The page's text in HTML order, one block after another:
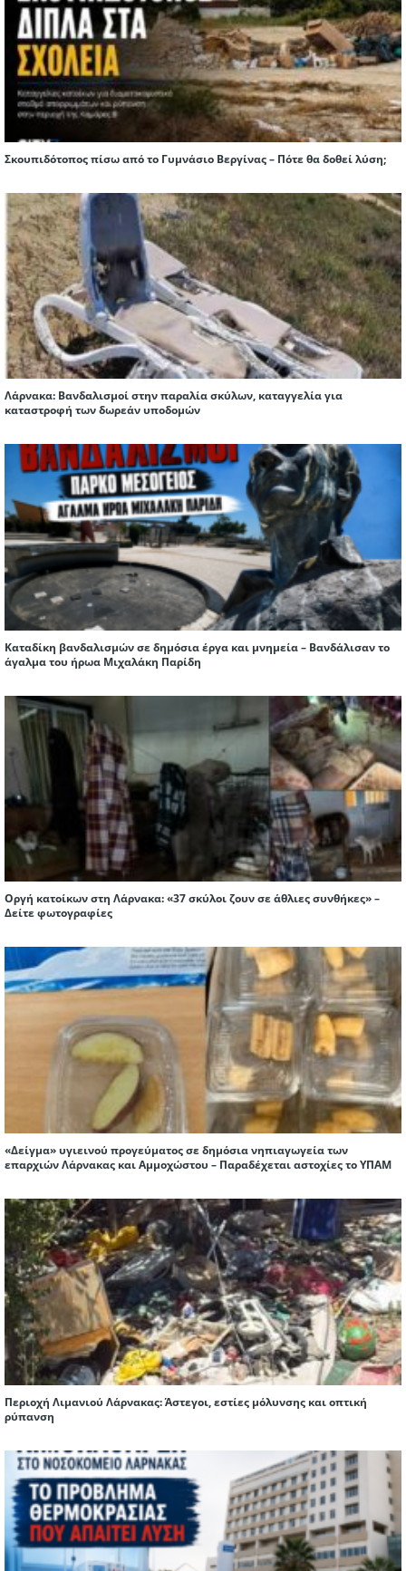
Σκουπιδότοπος πίσω από το Γυμνάσιο Βεργίνας – Πότε θα δοθεί λύση;
Λάρνακα: Βανδαλισμοί στην παραλία σκύλων, καταγγελία για
καταστροφή των δωρεάν υποδομών
Καταδίκη βανδαλισμών σε δημόσια έργα και μνημεία – Βανδάλισαν το
άγαλμα του ήρωα Μιχαλάκη Παρίδη
Οργή κατοίκων στη Λάρνακα: «37 σκύλοι ζουν σε άθλιες συνθήκες» –
Δείτε φωτογραφίες
«Δείγμα» υγιεινού προγεύματος σε δημόσια νηπιαγωγεία των
επαρχιών Λάρνακας και Αμμοχώστου – Παραδέχεται αστοχίες το ΥΠΑΜ
Περιοχή Λιμανιού Λάρνακας: Άστεγοι, εστίες μόλυνσης και οπτική
ρύπανση